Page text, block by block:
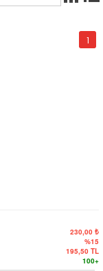
1
230,00 ₺
%15
195,50 TL
100+